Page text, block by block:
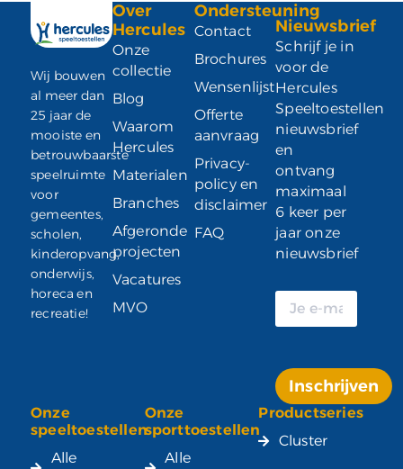
Wij bouwen
al meer dan
25 jaar de
mooiste en
betrouwbaarste
speelruimte
voor
gemeentes,
scholen,
kinderopvang,
onderwijs,
horeca en
recreatie!
Over
Hercules
Onze
collectie
Blog
Waarom
Hercules
Materialen
Branches
Afgeronde
projecten
Vacatures
MVO
Ondersteuning
Contact
Brochures
Wensenlijst
Offerte
aanvraag
Privacy-
policy en
disclaimer
FAQ
Nieuwsbrief
Schrijf je in
voor de
Hercules
Speeltoestellen
nieuwsbrief
en
ontvang
maximaal
6 keer per
jaar onze
nieuwsbrief
Inschrijven
Alternative:
Onze
speeltoestellen
Alle
Onze
sporttoestellen
Alle
Productseries
Cluster